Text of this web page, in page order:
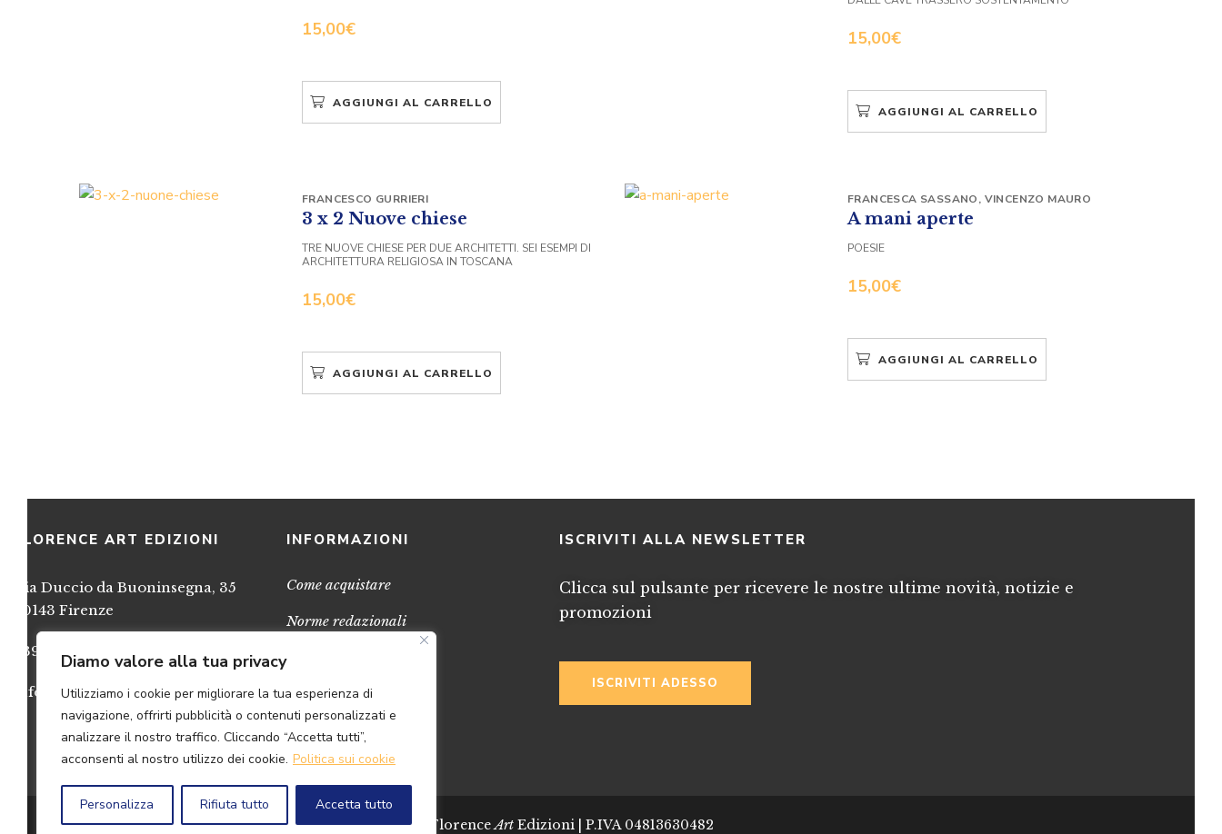
Diamo valore alla tua privacy
Utilizziamo i cookie per migliorare la tua esperienza di
navigazione, offrirti pubblicità o contenuti personalizzati e
analizzare il nostro traffico. Cliccando “Accetta tutti”,
acconsenti al nostro utilizzo dei cookie. Politica sui cookie
Personalizza Rifiuta tutto Accetta tutto
15,00€
AGGIUNGI AL CARRELLO
15,00€
AGGIUNGI AL CARRELLO
3 x 2 Nuove chiese
15,00€
FRANCESCO GURRIERI
TRE NUOVE CHIESE PER DUE ARCHITETTI. SEI ESEMPI DI
ARCHITETTURA RELIGIOSA IN TOSCANA
AGGIUNGI AL CARRELLO
A mani aperte
15,00€
FRANCESCA SASSANO, VINCENZO MAURO
POESIE
AGGIUNGI AL CARRELLO
FLORENCE ART EDIZIONI
Via Duccio da Buoninsegna, 35
50143 Firenze
+39 055 717248
info@FlorenceArtEdizioni.com
INFORMAZIONI
Come acquistare
Norme redazionali
Privacy
Cookies
Credits
ISCRIVITI ALLA NEWSLETTER
Clicca sul pulsante per ricevere le nostre ultime novità, notizie e
promozioni
ISCRIVITI ADESSO
© 2024 FlorenceArt Edizioni | P.IVA 04813630482